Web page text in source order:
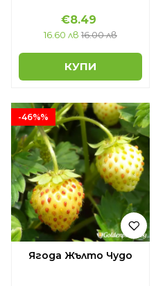
€8.49
16.60 лв 16.00 лв
КУПИ
-46%%
Ягода Жълто Чудо